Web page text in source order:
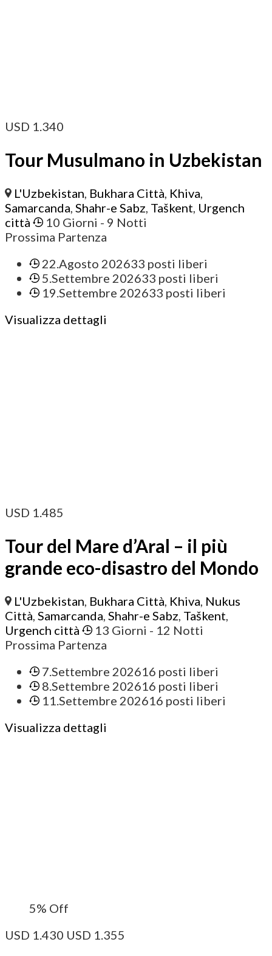
USD 1.340
Tour Musulmano in Uzbekistan
L'Uzbekistan, Bukhara Città, Khiva,
Samarcanda, Shahr-e Sabz, Taškent, Urgench
città
10 Giorni - 9 Notti
Prossima Partenza
22.Agosto 202633 posti liberi
5.Settembre 202633 posti liberi
19.Settembre 202633 posti liberi
Visualizza dettagli
USD 1.485
Tour del Mare d’Aral – il più
grande eco-disastro del Mondo
L'Uzbekistan Bukhara Città Khiva Nukus
Città Samarcanda Shahr-e Sabz Taškent
Urgench città
13 Giorni - 12 Notti
Prossima Partenza
7.Settembre 202616 posti liberi
8.Settembre 202616 posti liberi
11.Settembre 202616 posti liberi
Visualizza dettagli
5% Off
USD 1.430 USD 1.355